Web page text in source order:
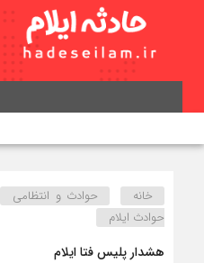
خانه حوادث و انتظامی
حوادث ایلام
هشدار پلیس فتا ایلام